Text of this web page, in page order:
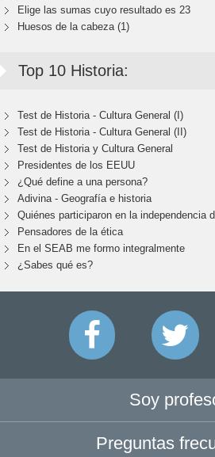
Elige las sumas cuyo resultado es 23
Huesos de la cabeza (1)
Top 10 Historia:
Test de Historia - Cultura General (I)
Test de Historia - Cultura General (II)
Test de Historia y Cultura General
Presidentes de los EEUU
¿Qué define a una persona?
Adivina - Geografía e historia
Quiénes participaron en la independencia
Pensadores de la ética
En el SEAB me formo integralmente
¿Sabes qué es?
Soy
Preguntas